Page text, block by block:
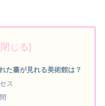
た書が見れる美術館は？
ス